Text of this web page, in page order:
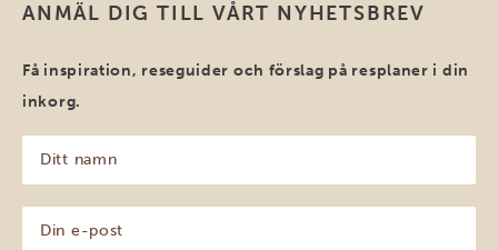
ANMÄL DIG TILL VÅRT NYHETSBREV
Få inspiration, reseguider och förslag på resplaner i din
inkorg.
namn
(Obligatoriskt)